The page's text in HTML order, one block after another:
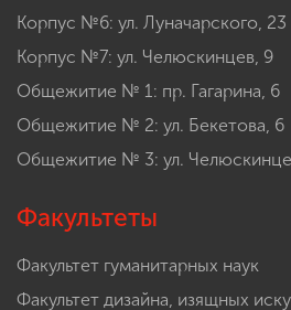
Корпус №6: ул. Луначарского, 23
Корпус №7: ул. Челюскинцев, 9
Общежитие № 1: пр. Гагарина, 6
Общежитие № 2: ул. Бекетова, 6
Общежитие № 3: ул.
Факультеты
Факультет гуманитарных наук
Факультет дизайна, изящных